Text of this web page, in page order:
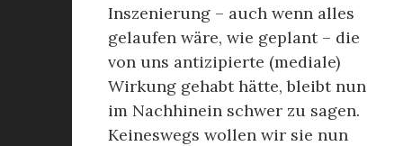
Inszenierung – auch wenn alles
gelaufen wäre, wie geplant – die
von uns antizipierte (mediale)
Wirkung gehabt hätte, bleibt nun
im Nachhinein schwer zu sagen.
Keineswegs wollen wir sie nun